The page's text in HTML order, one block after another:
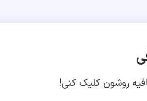
روشون کلیک کنی!